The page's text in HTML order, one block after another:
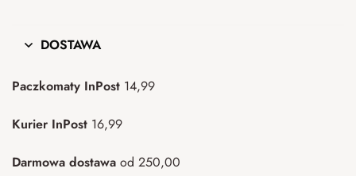
DOSTAWA
Paczkomaty InPost 14,99
Kurier InPost 16,99
Darmowa dostawa od 250,00